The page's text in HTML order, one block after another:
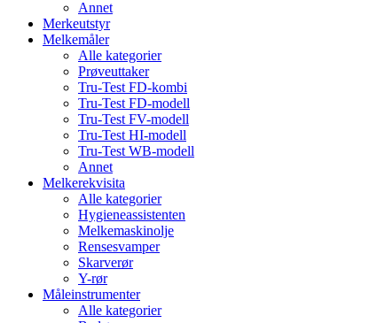
Annet
Merkeutstyr
Melkemåler
Alle kategorier
Prøveuttaker
Tru-Test FD-kombi
Tru-Test FD-modell
Tru-Test FV-modell
Tru-Test HI-modell
Tru-Test WB-modell
Annet
Melkerekvisita
Alle kategorier
Hygieneassistenten
Melkemaskinolje
Rensesvamper
Skarverør
Y-rør
Måleinstrumenter
Alle kategorier